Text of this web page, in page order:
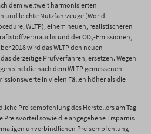
dem weltweit harmonisierten
und leichte Nutzfahrzeuge (World
WLTP), einem neuen, realistischeren
und der CO2-Emissionen,
2018 wird das WLTP den neuen
derzeitige Prüfverfahren, ersetzen. Wegen
sind die nach dem WLTP gemessenen
in vielen Fällen höher als die
Preisempfehlung des Herstellers am Tag
Preisvorteil sowie die angegebene Ersparnis
unverbindlichen Preisempfehlung